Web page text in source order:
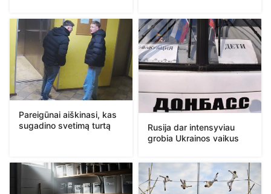
Pareigūnai aiškinasi, kas
sugadino svetimą turtą
Rusija dar intensyviau
grobia Ukrainos vaikus